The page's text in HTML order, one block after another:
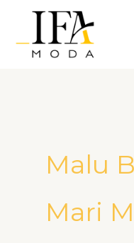
Malu
Mari